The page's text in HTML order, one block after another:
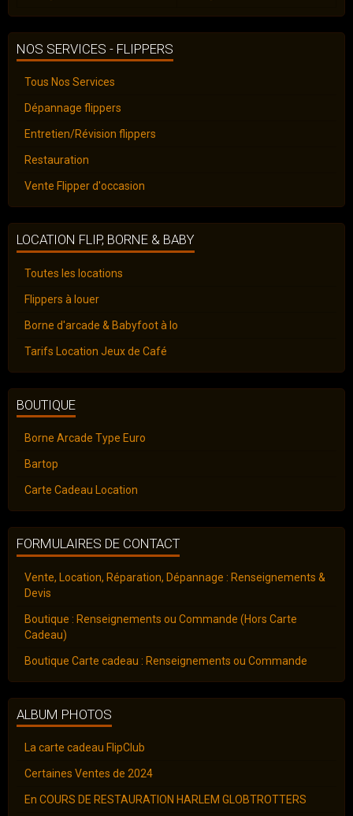
NOS SERVICES - FLIPPERS
Tous Nos Services
Dépannage flippers
Entretien/Révision flippers
Restauration
Vente Flipper d'occasion
LOCATION FLIP, BORNE & BABY
Toutes les locations
Flippers à louer
Borne d'arcade & Babyfoot à lo
Tarifs Location Jeux de Café
BOUTIQUE
Borne Arcade Type Euro
Bartop
Carte Cadeau Location
FORMULAIRES DE CONTACT
Vente, Location, Réparation, Dépannage : Renseignements &
Devis
Boutique : Renseignements ou Commande (Hors Carte
Cadeau)
Boutique Carte cadeau : Renseignements ou Commande
ALBUM PHOTOS
La carte cadeau FlipClub
Certaines Ventes de 2024
En COURS DE RESTAURATION HARLEM GLOBTROTTERS